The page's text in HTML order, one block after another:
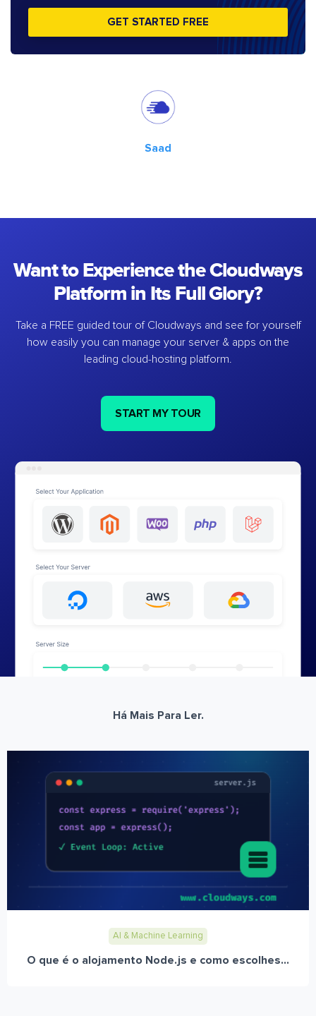
GET STARTED FREE
Saad
Want to Experience the Cloudways
Platform in Its Full Glory?
Take a FREE guided tour of Cloudways and see for yourself
how easily you can manage your server & apps on the
leading cloud-hosting platform.
START MY TOUR
Há Mais Para Ler.
AI & Machine Learning
O que é o alojamento Node.js e como escolhes...